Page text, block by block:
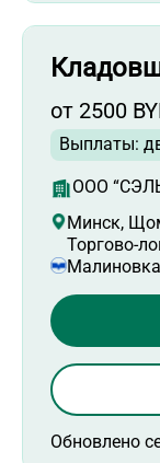
от 2500
Выплаты:
ООО
Минск,
Торгово-
Малиновка
Обновлено